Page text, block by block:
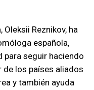
Reznikov, ha
española,
para seguir haciendo
los países aliados
y también ayuda